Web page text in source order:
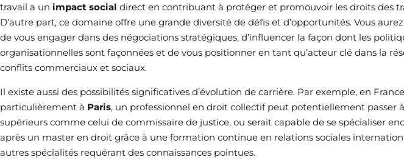
travail a un impact social direct en contribuant à protéger et promouvoir les droits des
D’autre part, ce domaine offre une grande diversité de défis et d’opportunités. Vous
de vous engager dans des négociations stratégiques, d’influencer la façon dont les
organisationnelles sont façonnées et de vous positionner en tant qu’acteur clé dans la
conflits commerciaux et sociaux.
Il existe aussi des possibilités significatives d’évolution de carrière. Par exemple, en
particulièrement à Paris, un professionnel en droit collectif peut potentiellement passer
supérieurs comme celui de commissaire de justice, ou serait capable de se spécialiser
après un master en droit grâce à une formation continue en relations sociales
autres spécialités requérant des connaissances pointues.